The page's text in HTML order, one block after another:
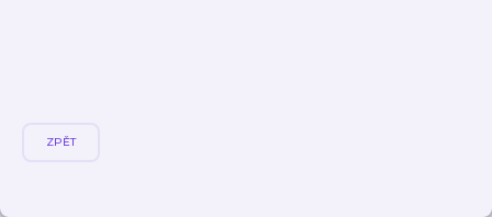
ZPĚT